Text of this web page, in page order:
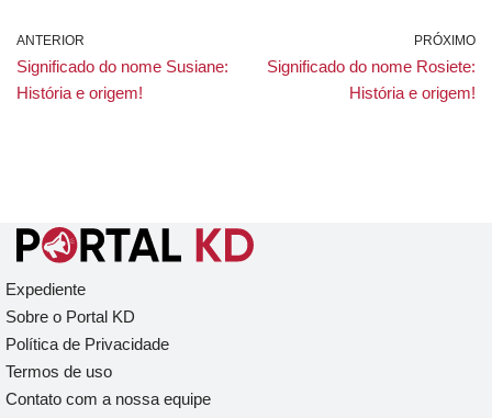
ANTERIOR
Significado do nome Susiane:
História e origem!
PRÓXIMO
Significado do nome Rosiete:
História e origem!
Expediente
Sobre o Portal KD
Política de Privacidade
Termos de uso
Contato com a nossa equipe